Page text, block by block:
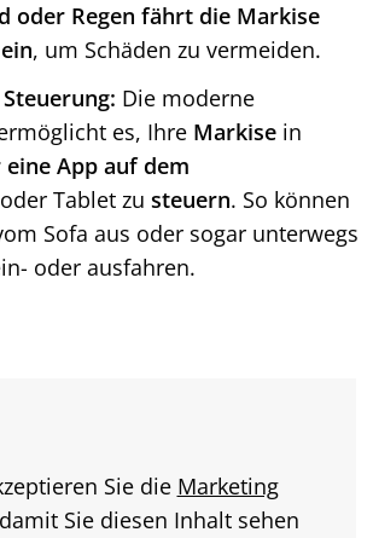
oder Regen fährt die Markise
, um Schäden zu vermeiden.
Die moderne
es, Ihre Markise in
eine App auf dem
oder Tablet zu steuern. So können
Sofa aus oder sogar unterwegs
oder ausfahren.
Sie die Marketing
Sie diesen Inhalt sehen